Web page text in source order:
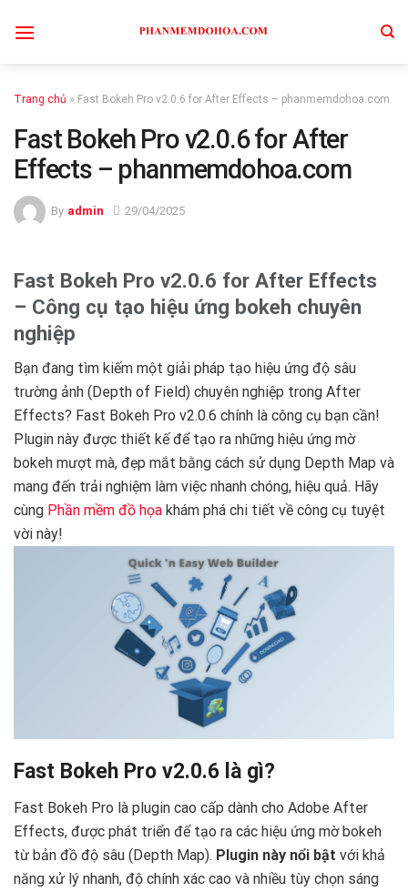
Trang chủ » Fast Bokeh Pro v2.0.6 for After Effects – phanmemdohoa.com
Fast Bokeh Pro v2.0.6 for After
Effects – phanmemdohoa.com
By admin 29/04/2025
Fast Bokeh Pro v2.0.6 for After Effects
– Công cụ tạo hiệu ứng bokeh chuyên
nghiệp
Bạn đang tìm kiếm một giải pháp tạo hiệu ứng độ sâu
trường ảnh (Depth of Field) chuyên nghiệp trong After
Effects? Fast Bokeh Pro v2.0.6 chính là công cụ bạn cần!
Plugin này được thiết kế để tạo ra những hiệu ứng mờ
bokeh mượt mà, đẹp mắt bằng cách sử dụng Depth Map và
mang đến trải nghiệm làm việc nhanh chóng, hiệu quả. Hãy
cùng Phần mềm đồ họa khám phá chi tiết về công cụ tuyệt
vời này!
Fast Bokeh Pro v2.0.6 là gì?
Fast Bokeh Pro là plugin cao cấp dành cho Adobe After
Effects, được phát triển để tạo ra các hiệu ứng mờ bokeh
từ bản đồ độ sâu (Depth Map). Plugin này nổi bật với khả
năng xử lý nhanh, độ chính xác cao và nhiều tùy chọn sáng